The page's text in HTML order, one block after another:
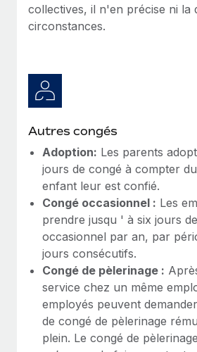
collectives, il n'en précise ni la
circonstances.
Autres congés
Adoption: Les parents
jours de congé à compter
enfant leur est confié.
Congé occasionnel : Les
prendre jusqu ' à six jours
occasionnel par an, par
jours consécutifs.
Congé de pèlerinage :
service chez un même
employés peuvent
de congé de pèlerinage
plein. Le congé de